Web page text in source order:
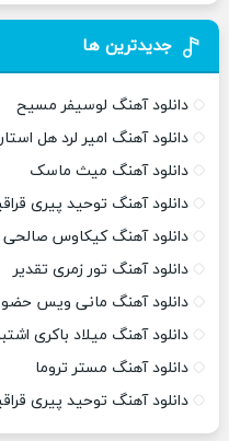
جدیدترین ها
دانلود آهنگ لوسیفر مسیح
دانلود آهنگ امیر لرد هل استار
دانلود آهنگ میث ماسک
دانلود آهنگ توحید پیری
دانلود آهنگ کیکاوس صالحی
دانلود آهنگ تور زمری تقدیر
دانلود آهنگ مانی ویس
دانلود آهنگ میلاد باکری
دانلود آهنگ مستر تروما
دانلود آهنگ توحید پیری